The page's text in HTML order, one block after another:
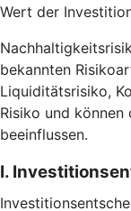
Wert der
bekannten
Liquiditätsrisiko,
Risiko und können
beeinflussen.
I.